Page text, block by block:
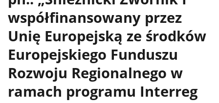
współfinansowany przez
Unię Europejską ze środków
Europejskiego Funduszu
Rozwoju Regionalnego w
ramach programu Interreg